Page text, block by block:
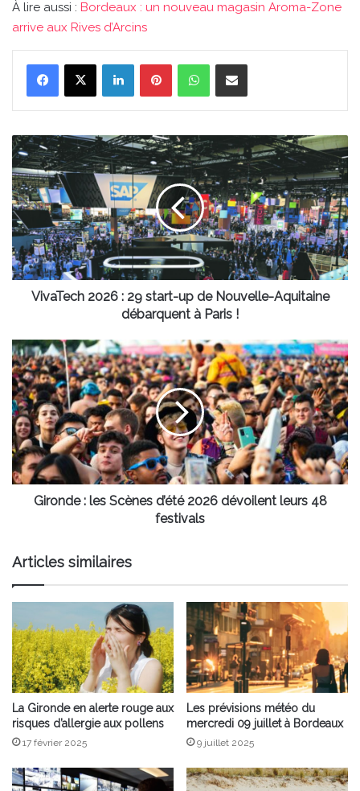
À lire aussi : Bordeaux : un nouveau magasin Aroma-Zone
arrive aux Rives d’Arcins
LinkedinPinterestWhatsAppPartager par email
VivaTech
2026
:
29
start-
up
de
Nouvelle-
Aquitaine
débarquent
!
VivaTech 2026 : 29 start-up de Nouvelle-Aquitaine
débarquent à Paris !
Gironde
:
les
Scènes
d’été
2026
dévoilent
leurs
48
festivalsGironde : les Scènes d’été 2026 dévoilent leurs 48
festivals
Articles similaires
La Gironde en alerte rouge aux
risques d’allergie aux pollens
17 février 2025
Les prévisions météo du
mercredi 09 juillet à Bordeaux
9 juillet 2025